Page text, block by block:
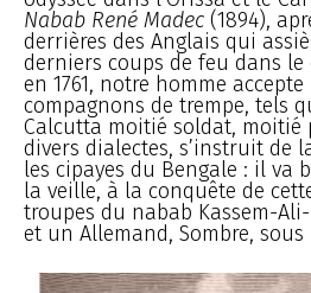
Nabab René Madec (1894),
derrières des Anglais qui
derniers coups de feu dans
en 1761, notre homme
compagnons de trempe, tels
Calcutta moitié soldat, moitié
divers dialectes, s’instruit de
les cipayes du Bengale : il va
la veille, à la conquête de
troupes du nabab Kassem-
et un Allemand, Sombre,